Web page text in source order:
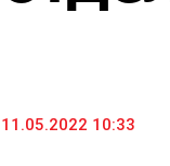
11.05.2022 10:33